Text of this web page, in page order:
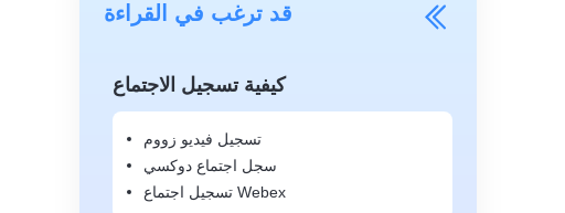
قد ترغب في القراءة
كيفية تسجيل الاجتماع
تسجيل فيديو زووم
سجل اجتماع دوكسي
تسجيل اجتماع Webex